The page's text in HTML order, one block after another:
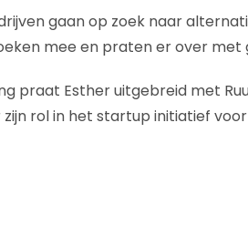
gaan op zoek naar
mee en praten er over met
praat Esther uitgebreid met
rol in het startup initiatief